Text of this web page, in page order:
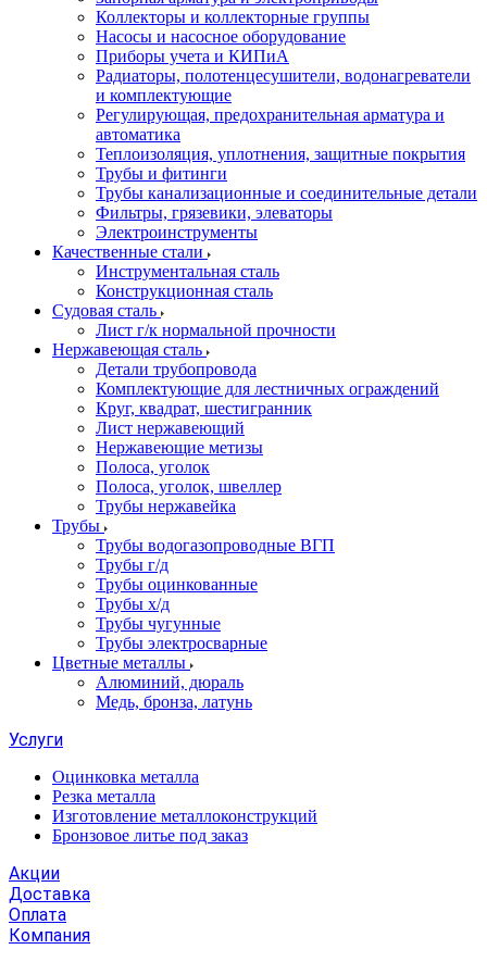
Коллекторы и коллекторные группы
Насосы и насосное оборудование
Приборы учета и КИПиА
Радиаторы, полотенцесушители, водонагреватели
и комплектующие
Регулирующая, предохранительная арматура и
автоматика
Теплоизоляция, уплотнения, защитные покрытия
Трубы и фитинги
Трубы канализационные и соединительные детали
Фильтры, грязевики, элеваторы
Электроинструменты
Качественные стали
Инструментальная сталь
Конструкционная сталь
Судовая сталь
Лист г/к нормальной прочности
Нержавеющая сталь
Детали трубопровода
Комплектующие для лестничных ограждений
Круг, квадрат, шестигранник
Лист нержавеющий
Нержавеющие метизы
Полоса, уголок
Полоса, уголок, швеллер
Трубы нержавейка
Трубы
Трубы водогазопроводные ВГП
Трубы г/д
Трубы оцинкованные
Трубы х/д
Трубы чугунные
Трубы электросварные
Цветные металлы
Алюминий, дюраль
Медь, бронза, латунь
Услуги
Оцинковка металла
Резка металла
Изготовление металлоконструкций
Бронзовое литье под заказ
Акции
Доставка
Оплата
Компания